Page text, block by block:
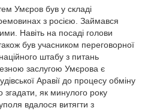
Умєров був у складі
з росією. Займався
Навіть на посаді голови
був учасником переговорної
штабу з питань
заслугою Умєрова є
Аравії до процесу обміну
як минулого року
вдалося витягти з